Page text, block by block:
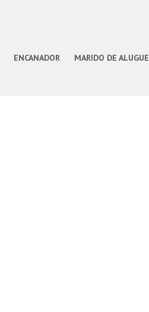
ENCANADOR
MARIDO DE